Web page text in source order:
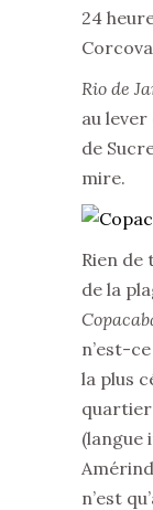
24
Rio de
au lever
de
mire.
Rien de
de la
n’est-
la plus
quartier
(langue
n’est